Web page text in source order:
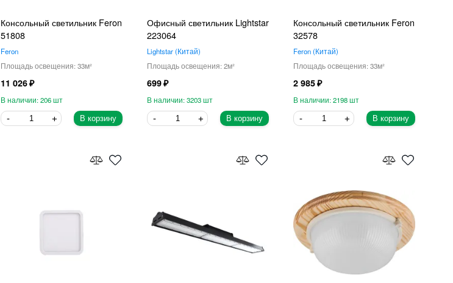
Консольный светильник Feron
51808
Feron
33
11 026
206
В корзину
Офисный светильник Lightstar
223064
Lightstar Китай
2
699
3203
В корзину
Консольный светильник Feron
32578
Feron Китай
33
2 985
2198
В корзину